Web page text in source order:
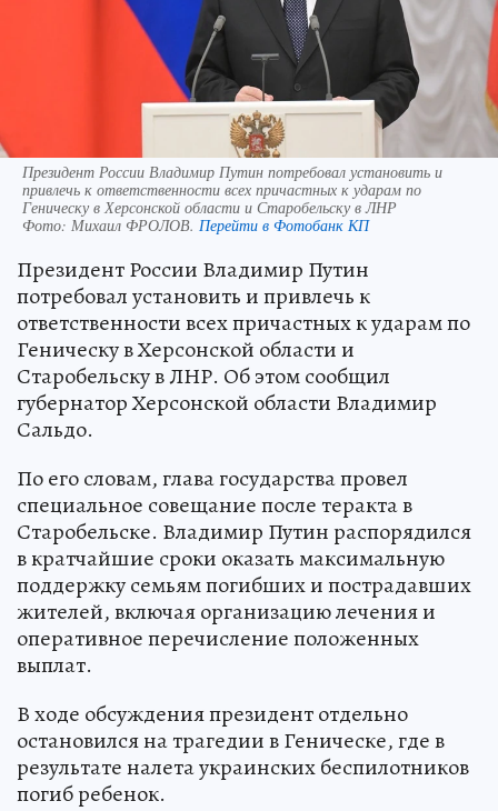
Президент России Владимир Путин потребовал установить и
привлечь к ответственности всех причастных к ударам по
Геническу в Херсонской области и Старобельску в ЛНР
Фото: Михаил ФРОЛОВ. Перейти в Фотобанк КП
Президент России Владимир Путин
потребовал установить и привлечь к
ответственности всех причастных к ударам по
Геническу в Херсонской области и
Старобельску в ЛНР. Об этом сообщил
губернатор Херсонской области Владимир
Сальдо.
По его словам, глава государства провел
специальное совещание после теракта в
Старобельске. Владимир Путин распорядился
в кратчайшие сроки оказать максимальную
поддержку семьям погибших и пострадавших
жителей, включая организацию лечения и
оперативное перечисление положенных
выплат.
В ходе обсуждения президент отдельно
остановился на трагедии в Геническе, где в
результате налета украинских беспилотников
погиб ребенок.